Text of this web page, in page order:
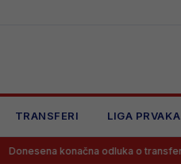
TRANSFERI LIGA PRVAKA
odluka o transferu Baždara!